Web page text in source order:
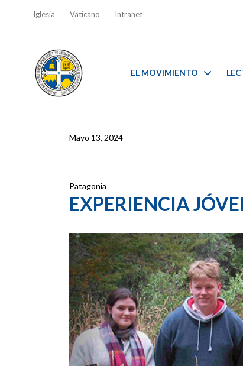
Iglesia Vaticano Intranet
EL MOVIMIENTO
Mayo 13, 2024
Patagonia
EXPERIENCIA